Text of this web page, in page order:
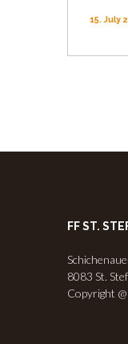
15. July
FF ST.
8083 St.
Copyright